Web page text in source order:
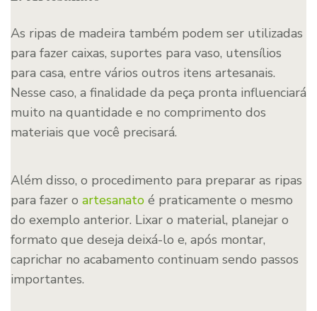
As ripas de madeira também podem ser utilizadas
para fazer caixas, suportes para vaso, utensílios
para casa, entre vários outros itens artesanais.
Nesse caso, a finalidade da peça pronta influenciará
muito na quantidade e no comprimento dos
materiais que você precisará.
Além disso, o procedimento para preparar as ripas
para fazer o artesanato é praticamente o mesmo
do exemplo anterior. Lixar o material, planejar o
formato que deseja deixá-lo e, após montar,
caprichar no acabamento continuam sendo passos
importantes.